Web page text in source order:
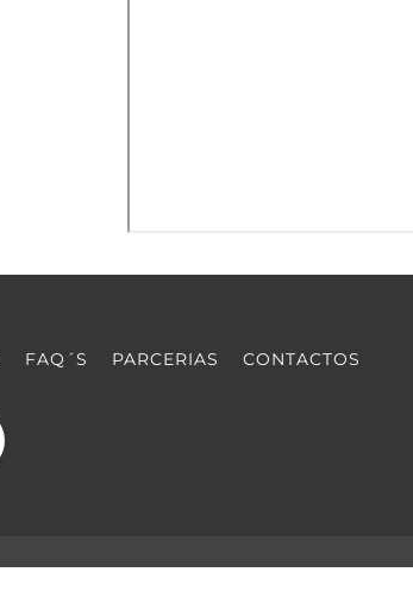
FAQ´S PARCERIAS CONTACTOS